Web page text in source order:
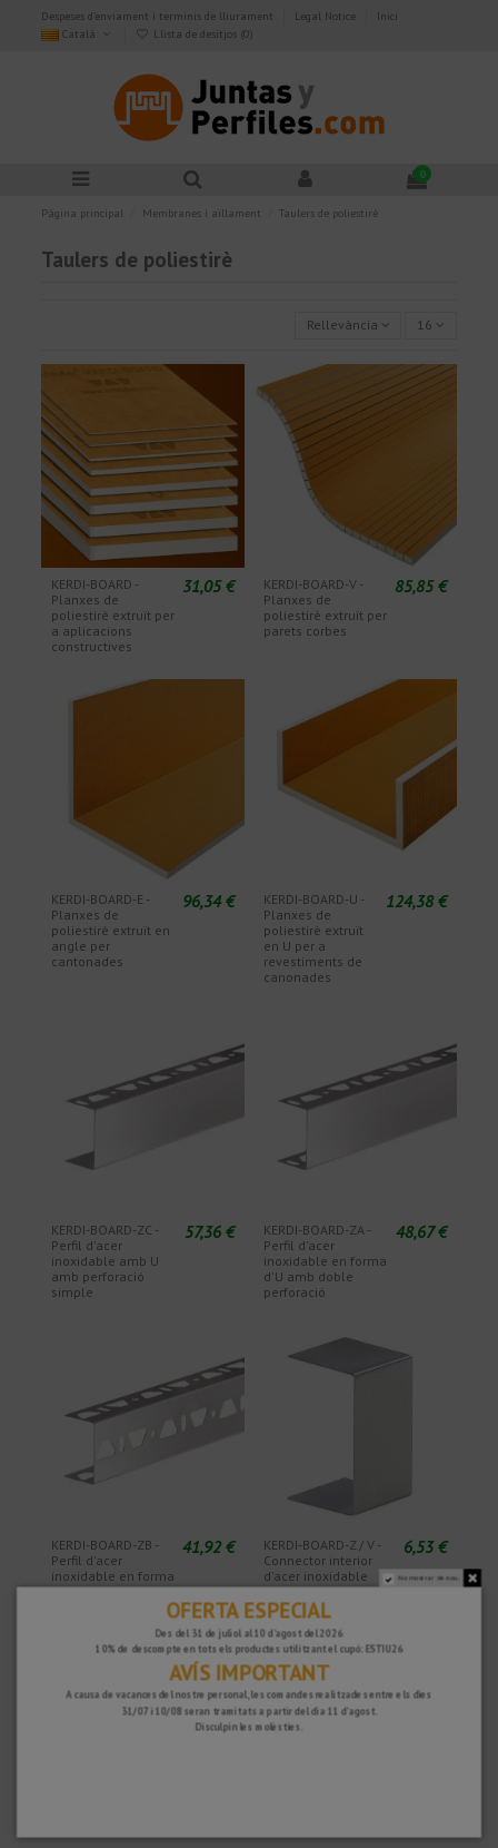
Despeses d'enviament i terminis de lliurament Legal Notice
Inici
Català
Llista de desitjos (0)
0
Pàgina principal Membranes i aïllament Taulers de poliestirè
Taulers de poliestirè
Rellevància 16
KERDI-BOARD -
Planxes de
poliestirè extruït per
a aplicacions
constructives
31,05 €
KERDI-BOARD-V -
Planxes de
poliestirè extruït per
parets corbes
85,85 €
KERDI-BOARD-E -
Planxes de
poliestirè extruït en
angle per
cantonades
96,34 €
KERDI-BOARD-U -
Planxes de
poliestirè extruït
en U per a
revestiments de
canonades
124,38 €
KERDI-BOARD-ZC -
Perfil d'acer
inoxidable amb U
amb perforació
simple
57,36 €
KERDI-BOARD-ZA -
Perfil d'acer
inoxidable en forma
d'U amb doble
perforació
48,67 €
KERDI-BOARD-ZB -
Perfil d'acer
inoxidable en forma
d'U amb triple
41,92 €
KERDI-BOARD-Z / V -
Connector interior
d'acer inoxidable
6,53 €
No mostrar de nou.
OFERTA ESPECIAL
Des del 31 de juliol al 10 d'agost del 2026
10% de descompte en tots els productes utilitzant el cupó: ESTIU26
AVÍS IMPORTANT
A causa de vacances del nostre personal, les comandes realitzades entre els dies
31/07 i 10/08 seran tramitats a partir del dia 11 d'agost.
Disculpin les molèsties.